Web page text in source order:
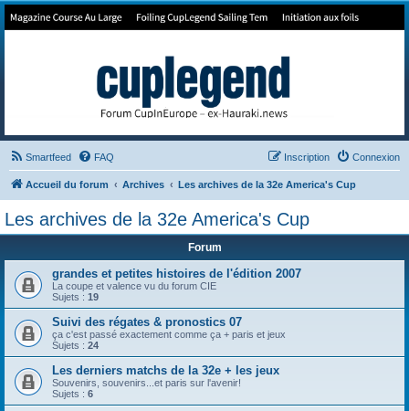
Forum de Cup In Europe
Smartfeed FAQ Connexion
Inscription
Accueil du forum Archives Les archives de la 32e America's Cup
Les archives de la 32e America's Cup
Forum
grandes et petites histoires de l'édition 2007
La coupe et valence vu du forum CIE
Sujets : 19
Suivi des régates & pronostics 07
ça c'est passé exactement comme ça + paris et jeux
Sujets : 24
Les derniers matchs de la 32e + les jeux
Souvenirs, souvenirs...et paris sur l'avenir!
Sujets : 6